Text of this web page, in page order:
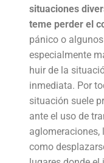
situaciones
teme perder el
pánico o
especialmente
huir de la
inmediata. Por
situación suele
ante el uso de
aglomeraciones,
como